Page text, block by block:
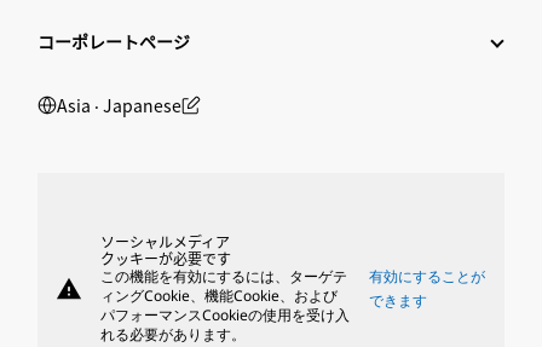
コーポレートページ
Asia ‧ Japanese
warning
ソーシャルメディア
クッキーが必要です
この機能を有効にするには、ターゲテ
ィングCookie、機能Cookie、および
パフォーマンスCookieの使用を受け入
れる必要があります。
有効にすることが
できます